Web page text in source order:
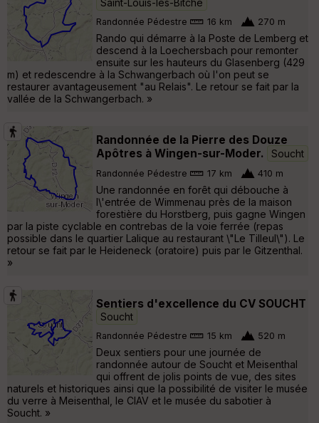
Saint-Louis-lès-Bitche
Randonnée Pédestre 16 km 270 m
Rando qui démarre à la Poste de Lemberg et
descend à la Loechersbach pour remonter
ensuite sur les hauteurs du Glasenberg (429
m) et redescendre à la Schwangerbach où l'on peut se
restaurer avantageusement "au Relais". Le retour se fait par la
vallée de la Schwangerbach. »
Randonnée de la Pierre des Douze
Apôtres à Wingen-sur-Moder.
Soucht
Randonnée Pédestre 17 km 410 m
Une randonnée en forêt qui débouche à
l\'entrée de Wimmenau près de la maison
forestière du Horstberg, puis gagne Wingen
par la piste cyclable en contrebas de la voie ferrée (repas
possible dans le quartier Lalique au restaurant \"Le Tilleul\"). Le
retour se fait par le Heideneck (oratoire) puis par le Gitzenthal.
»
Sentiers d'excellence du CV SOUCHT
Soucht
Randonnée Pédestre 15 km 520 m
Deux sentiers pour une journée de
randonnée autour de Soucht et Meisenthal
qui offrent de jolis points de vue, des sites
naturels et historiques ainsi que la possibilité de visiter le musée
du verre à Meisenthal, le CIAV et le musée du sabotier à
Soucht. »